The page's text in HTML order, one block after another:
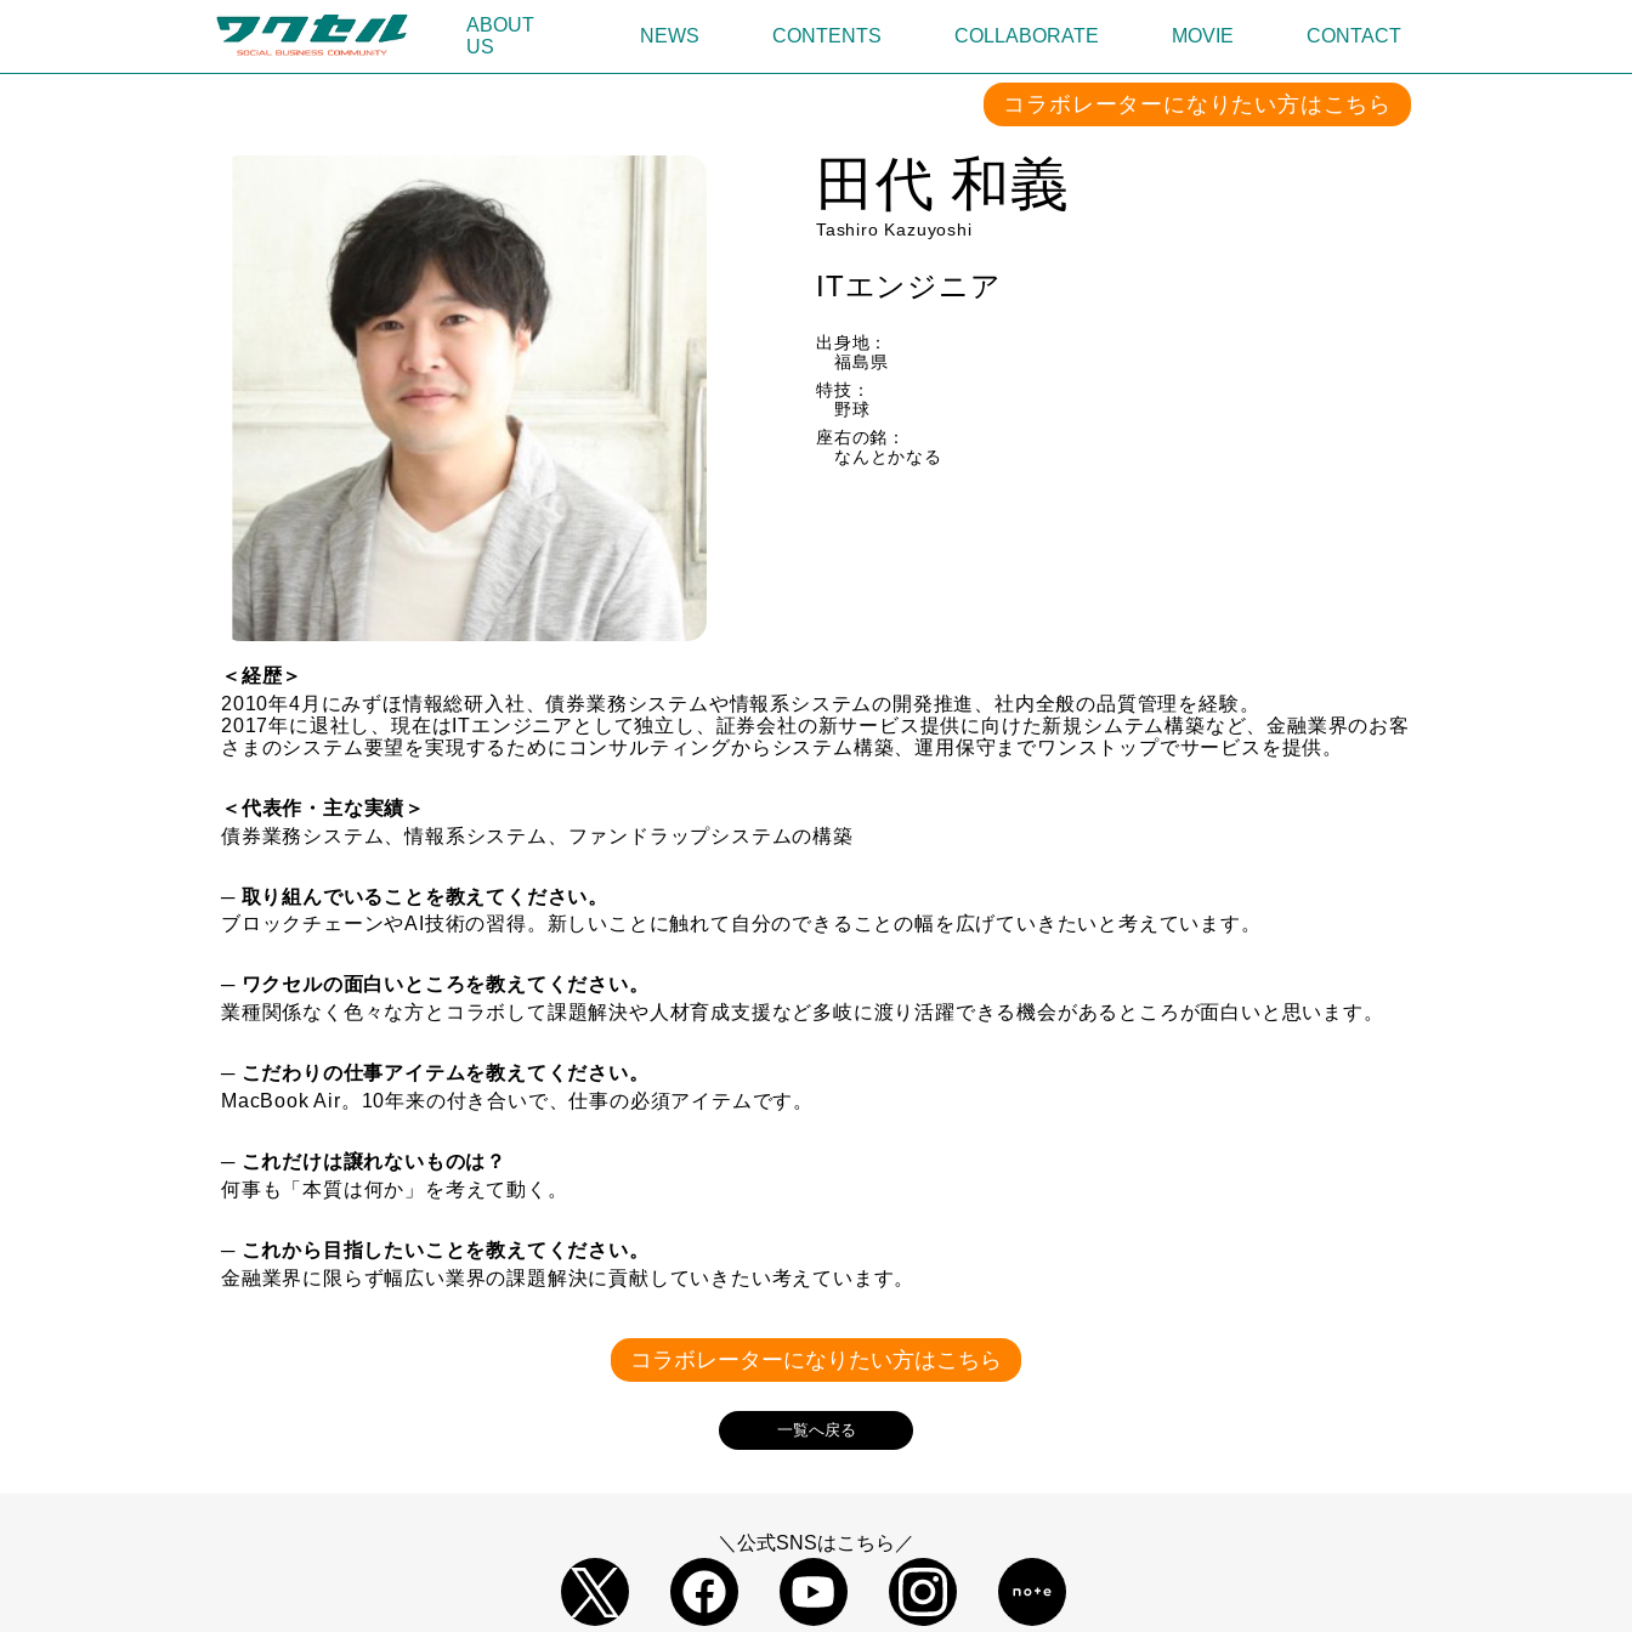
ABOUT
US
NEWS CONTENTS COLLABORATE MOVIE CONTACT
コラボレーターになりたい方はこちら
田代 和義
Tashiro Kazuyoshi
ITエンジニア
出身地：
福島県
特技：
野球
座右の銘：
なんとかなる
＜経歴＞
2010年4月にみずほ情報総研入社、債券業務システムや情報系システムの開発推進、社内全般の品質管理を経験。
2017年に退社し、現在はITエンジニアとして独立し、証券会社の新サービス提供に向けた新規シムテム構築など、金融業界のお客
さまのシステム要望を実現するためにコンサルティングからシステム構築、運用保守までワンストップでサービスを提供。
＜代表作・主な実績＞
債券業務システム、情報系システム、ファンドラップシステムの構築
─ 取り組んでいることを教えてください。
ブロックチェーンやAI技術の習得。新しいことに触れて自分のできることの幅を広げていきたいと考えています。
─ ワクセルの面白いところを教えてください。
業種関係なく色々な方とコラボして課題解決や人材育成支援など多岐に渡り活躍できる機会があるところが面白いと思います。
─ こだわりの仕事アイテムを教えてください。
MacBook Air。10年来の付き合いで、仕事の必須アイテムです。
─ これだけは譲れないものは？
何事も「本質は何か」を考えて動く。
─ これから目指したいことを教えてください。
金融業界に限らず幅広い業界の課題解決に貢献していきたい考えています。
コラボレーターになりたい方はこちら
一覧へ戻る
＼公式SNSはこちら／